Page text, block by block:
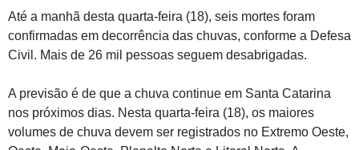
Até a manhã desta quarta-feira (18), seis mortes foram
confirmadas em decorrência das chuvas, conforme a Defesa
Civil. Mais de 26 mil pessoas seguem desabrigadas.
A previsão é de que a chuva continue em Santa Catarina
nos próximos dias. Nesta quarta-feira (18), os maiores
volumes de chuva devem ser registrados no Extremo Oeste,